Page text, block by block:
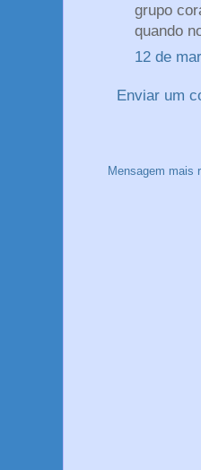
grupo
quando
12 de
Enviar um
Mensagem mais